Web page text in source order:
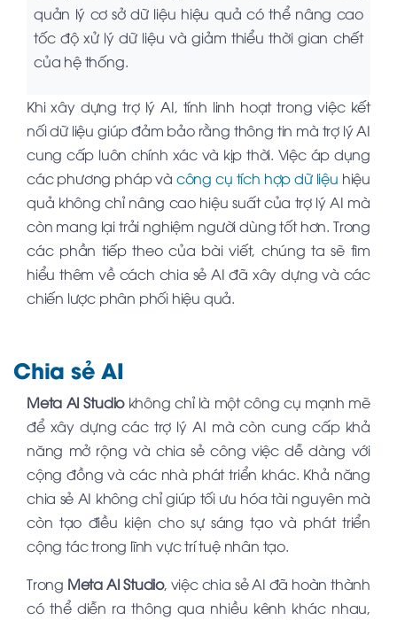
quản lý cơ sở dữ liệu hiệu quả có thể nâng cao
tốc độ xử lý dữ liệu và giảm thiểu thời gian chết
của hệ thống.
Khi xây dựng trợ lý AI, tính linh hoạt trong việc kết
nối dữ liệu giúp đảm bảo rằng thông tin mà trợ lý AI
cung cấp luôn chính xác và kịp thời. Việc áp dụng
các phương pháp và công cụ tích hợp dữ liệu hiệu
quả không chỉ nâng cao hiệu suất của trợ lý AI mà
còn mang lại trải nghiệm người dùng tốt hơn. Trong
các phần tiếp theo của bài viết, chúng ta sẽ tìm
hiểu thêm về cách chia sẻ AI đã xây dựng và các
chiến lược phân phối hiệu quả.
Chia sẻ AI
Meta AI Studiokhông chỉ là một công cụ mạnh mẽ
để xây dựng các trợ lý AI mà còn cung cấp khả
năng mở rộng và chia sẻ công việc dễ dàng với
cộng đồng và các nhà phát triển khác. Khả năng
chia sẻ AI không chỉ giúp tối ưu hóa tài nguyên mà
còn tạo điều kiện cho sự sáng tạo và phát triển
cộng tác trong lĩnh vực trí tuệ nhân tạo.
Trong Meta AI Studio, việc chia sẻ AI đã hoàn thành
có thể diễn ra thông qua nhiều kênh khác nhau,